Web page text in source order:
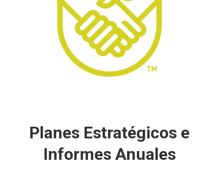
proceso de educación no formal basado en la
investigación científica y enfocado en las
aspiraciones y las necesidades de las familias y
comunidades.
Aprender más
Planes Estratégicos e
Informes Anuales